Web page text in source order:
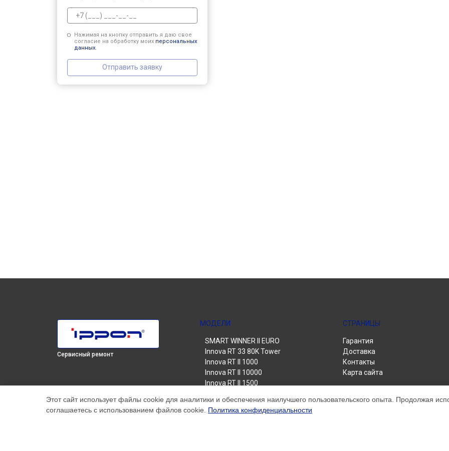
Нажимая на кнопку отправить я даю свое
согласие на обработку моих персональных
данных.
Отправить заявку
Сервисный ремонт
МОДЕЛИ
SMART WINNER II EURO
Innova RT 33 80K Tower
Innova RT II 1000
Innova RT II 10000
Innova RT II 1500
Innova RT II 6000
Smart Power Pro II
СТРАНИЦЫ
Гарантия
Доставка
Контакты
Карта сайта
Этот сайт использует файлы cookie для аналитики и обеспечения наилучшего пользовательского опыта. Продолжая
соглашаетесь с использованием файлов cookie. Политика конфиденциальности